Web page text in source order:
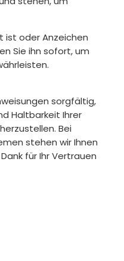
ist oder Anzeichen
Sie ihn sofort, um
sorgfältig,
Haltbarkeit Ihrer
Bei
stehen wir Ihnen
für Ihr Vertrauen